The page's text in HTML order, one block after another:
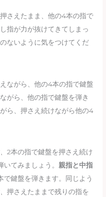
さえたまま、他の4本の指で
指が力が抜けてきてしまっ
ないように気をつけてくだ
ながら、他の4本の指で鍵盤
がら、他の指で鍵盤を弾き
ら、押さえ続けながら他の4
、2本の指で鍵盤を押さえ続け
いてみましょう。親指と中指
で鍵盤を弾きます。同じよう
、押さえたままで残りの指を